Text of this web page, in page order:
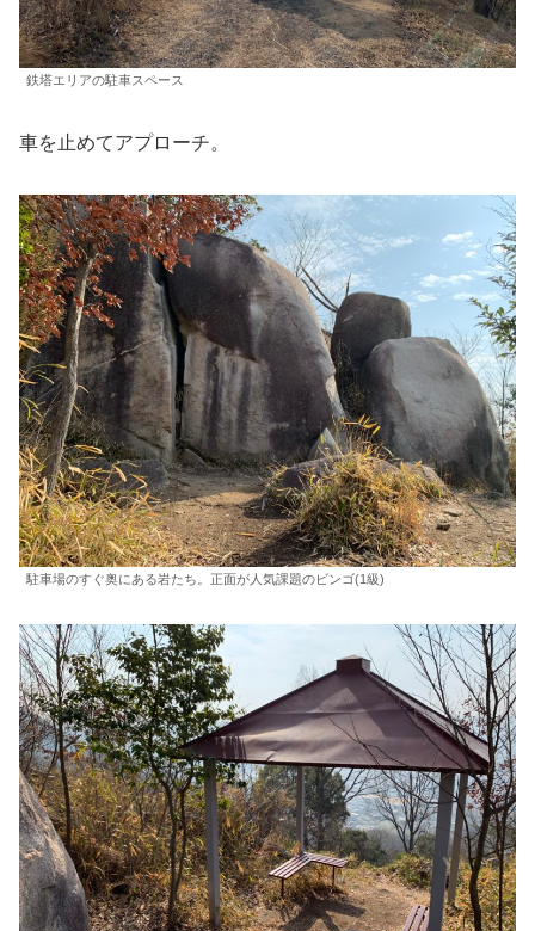
鉄塔エリアの駐車スペース
車を止めてアプローチ。
駐車場のすぐ奥にある岩たち。正面が人気課題のビンゴ(1級)